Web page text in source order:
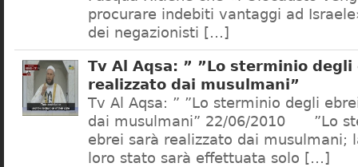
procurare indebiti vantaggi ad
dei negazionisti […]
Tv Al Aqsa: ” ”Lo sterminio degli
realizzato dai musulmani”
Tv Al Aqsa: ” ”Lo sterminio degli
dai musulmani” 22/06/2010 ”Lo
ebrei sarà realizzato dai musulmani;
loro stato sarà effettuata solo […]